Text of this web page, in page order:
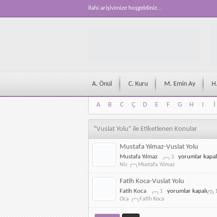
İlahi arişivimize hoşgeldiniz...
A. Önül C. Kuru M. Emin Ay
A B C Ç D E F G H I İ
A
B C Ç D E F G H I İ
"Vuslat Yolu" ile Etiketlenen Konular
Mustafa Yılmaz-Vuslat Yolu
Mustafa Yılmaz 3
Mustafa
Vuslat
Yolu
için
yorumlar
Nis
Mustafa Yılmaz
Fatih Koca-Vuslat Yolu
Fatih Koca 1
Fatih
Vuslat
yorumlar kapalı
Oca
Fatih Koca